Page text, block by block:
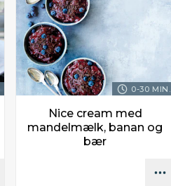
0-30 MIN.
Nice cream med
mandelmælk, banan og
bær